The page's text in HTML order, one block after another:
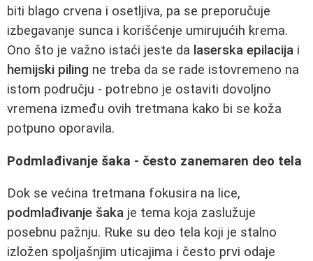
biti blago crvena i osetljiva, pa se preporučuje
izbegavanje sunca i korišćenje umirujućih krema.
Ono što je važno istaći jeste da laserska epilacija i
hemijski piling ne treba da se rade istovremeno na
istom području - potrebno je ostaviti dovoljno
vremena između ovih tretmana kako bi se koža
potpuno oporavila.
Podmlađivanje šaka - često zanemaren deo tela
Dok se većina tretmana fokusira na lice,
podmlađivanje šaka je tema koja zaslužuje
posebnu pažnju. Ruke su deo tela koji je stalno
izložen spoljašnjim uticajima i često prvi odaje